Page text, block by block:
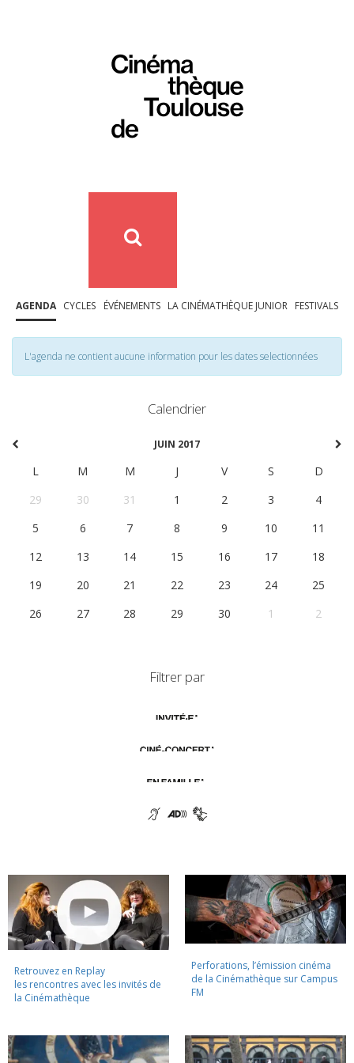
AGENDA CYCLES ÉVÉNEMENTS LA CINÉMATHÈQUE JUNIOR FESTIVALS
L'agenda ne contient aucune information pour les dates selectionnées
Calendrier
JUIN 2017
L M M J V S
D
29
30 31 1 2 3
4
5
6 7 8 9 10
11
12
13 14 15 16 17
18
19
20 21 22 23 24
25
26
27 28 29 30 1 2
Filtrer par
Retrouvez en Replay
les rencontres avec les invités de
la Cinémathèque
Perforations, l’émission cinéma
de la Cinémathèque sur Campus
FM